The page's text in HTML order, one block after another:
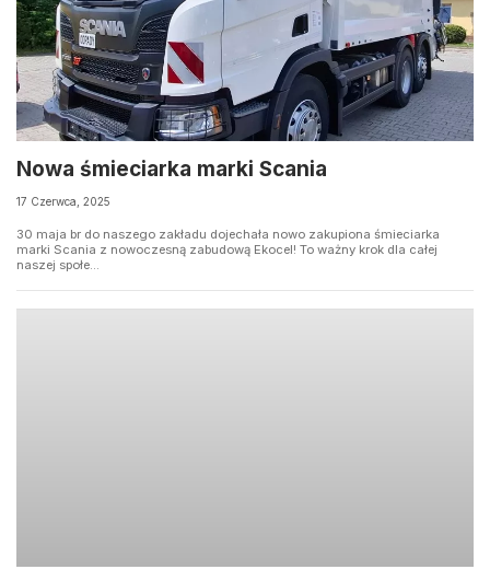
Nowa śmieciarka marki Scania
17 Czerwca, 2025
30 maja br do naszego zakładu dojechała nowo zakupiona śmieciarka
marki Scania z nowoczesną zabudową Ekocel! To ważny krok dla całej
naszej społe...